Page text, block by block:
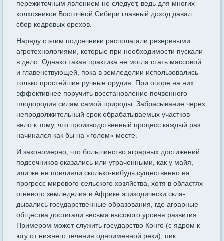
пережиточным явлением не следует, ведь для многих
колхозников Восточной Сибири главный доход давал
сбор кедровых орехов.
Наряду с этим подсечники располагали резервными
агротехнологиями, которые при необходимости пускали
в дело. Однако такая практика не могла стать массовой
и главенствующей, пока в земле­делии использовались
только простейшие ручные орудия. При опо­ре на них
эффективнее поручить восстановление почвенного
плодо­родия силам самой природы. Забрасывание через
непродолжитель­ный срок обрабатываемых участков
вело к тому, что производст­венный процесс каждый раз
начинался как бы на «голом» месте.
И закономерно, что большинство аграрных достижений
подсечников оказались или утраченными, как у майя,
или же не повлияли сколько-нибудь существенно на
прогресс мирового сельского хозяйст­ва, хотя в областях
огневого земледелия в Африке эпизодически скла­
дывались государственные образования, где аграрные
общества до­стигали весьма высокого уровня развития.
Примером может служить государство Конго (с ядром к
югу от нижнего течения одноименной реки), пик